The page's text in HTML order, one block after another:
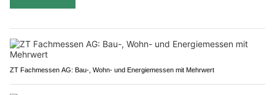
ZT Fachmessen AG: Bau-, Wohn- und Energiemessen mit Mehrwert